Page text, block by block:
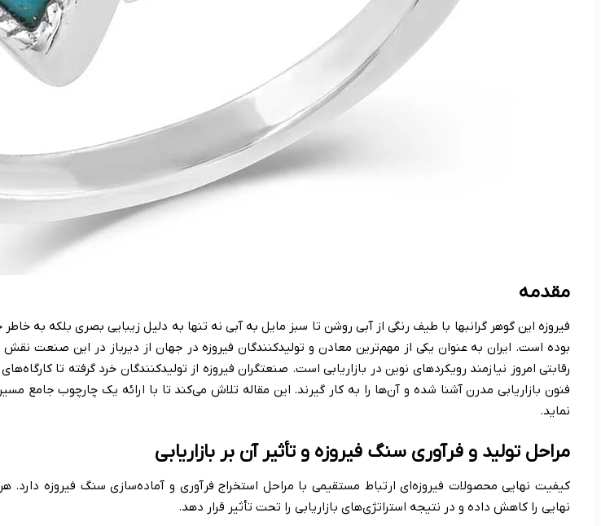
مقدمه
فیروزه این گوهر گرانبها با طیف رنگی از آبی روشن تا سبز مایل به آبی نه تنها به دلیل زیبایی بصری بلکه به
بوده است. ایران به عنوان یکی از مهم‌ترین معادن و تولیدکنندگان فیروزه در جهان از دیرباز در این صنعت
رقابتی امروز نیازمند رویکردهای نوین در بازاریابی است. صنعتگران فیروزه از تولیدکنندگان خرد گرفته تا
فنون بازاریابی مدرن آشنا شده و آن‌ها را به کار گیرند. این مقاله تلاش می‌کند تا با ارائه یک چارچوب جامع
نماید.
مراحل تولید و فرآوری سنگ فیروزه و تأثیر آن بر بازاریابی
کیفیت نهایی محصولات فیروزه‌ای ارتباط مستقیمی با مراحل استخراج فرآوری و آماده‌سازی سنگ فیروزه
نهایی را کاهش داده و در نتیجه استراتژی‌های بازاریابی را تحت تأثیر قرار دهد.